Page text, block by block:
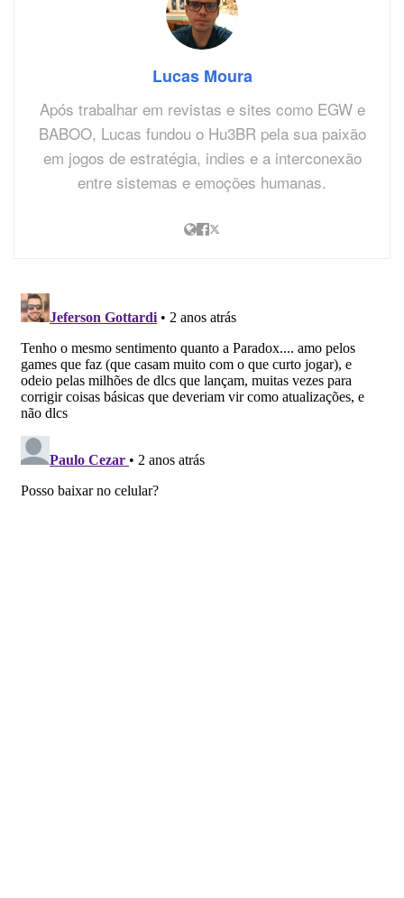
Lucas Moura
Após trabalhar em revistas e sites como EGW e
BABOO, Lucas fundou o Hu3BR pela sua paixão
em jogos de estratégia, indies e a interconexão
entre sistemas e emoções humanas.